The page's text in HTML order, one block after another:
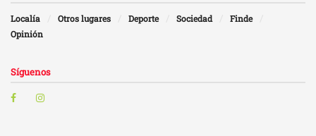
Localía Otros lugares Deporte Sociedad
Finde
Opinión
Síguenos